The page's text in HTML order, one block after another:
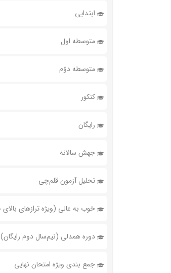
ابتدایی
متوسطه اول
متوسطه دوّم
کنکور
رایگان
جهش سالانه
تحلیل آزمون قلم‌چی
خوب به عالی (ویژه ترازهای بالای 7000)
دوره همدلی (نیم‌سال دوم رایگان)
جمع بندی ویژه امتحان نهایی